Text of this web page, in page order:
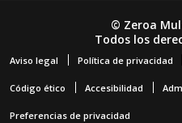
© Zeroa
Todos los
Aviso legal Política de privacidad
Código ético Accesibilidad
Preferencias de privacidad